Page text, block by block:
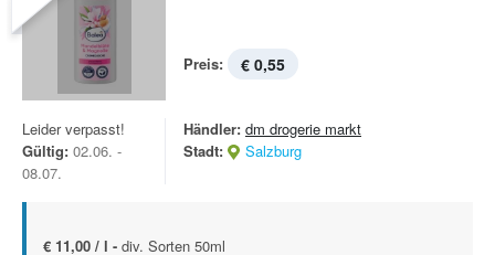
Preis: € 0,55
Leider verpasst!
Gültig: 02.06. -
08.07.
Händler: dm drogerie markt
Stadt:
Salzburg
€ 11,00 / l - div. Sorten 50ml